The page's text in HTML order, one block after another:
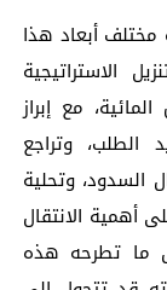
أبعاد هذا
الاستراتيجية
مع إبراز
الطلب، وتراجع
السدود، وتحلية
أهمية الانتقال
ما تطرحه هذه